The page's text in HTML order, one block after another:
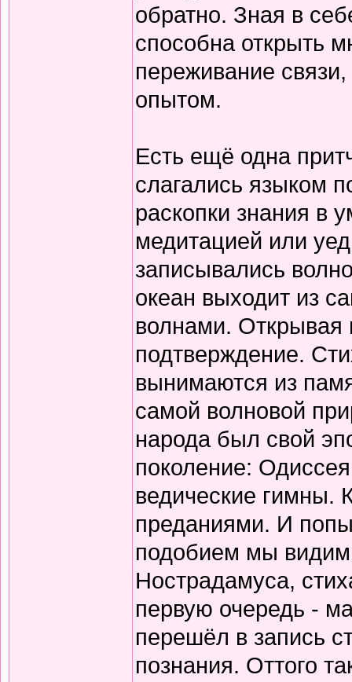
обратно. Зная в
способна открыть
переживание связи,
опытом.
Есть ещё одна
слагались языком
раскопки знания в
медитацией или
записывались
океан выходит из
волнами. Открывая
подтверждение.
вынимаются из
самой волновой
народа был свой
поколение:
ведические гимны.
преданиями. И
подобием мы видим
Нострадамуса,
первую очередь -
перешёл в запись
познания. Оттого